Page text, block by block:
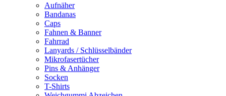
Aufnäher
Bandanas
Caps
Fahnen & Banner
Fahrrad
Lanyards / Schlüsselbänder
Mikrofasertücher
Pins & Anhänger
Socken
T-Shirts